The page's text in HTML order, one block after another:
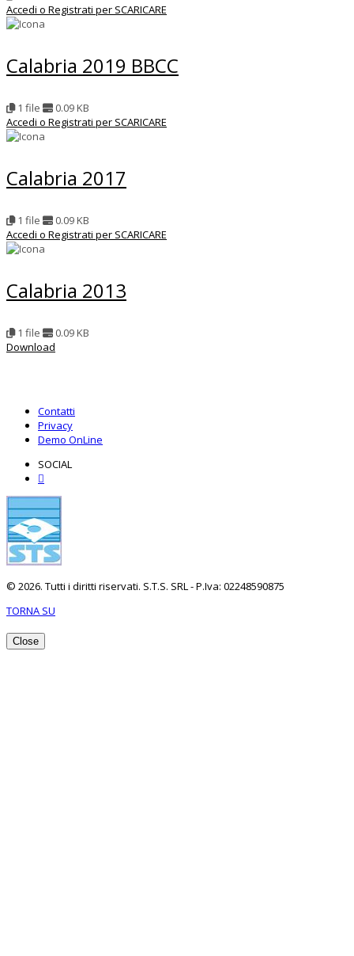
Accedi o Registrati per SCARICARE
Calabria 2019 BBCC
1 file
0.09 KB
Accedi o Registrati per SCARICARE
Calabria 2017
1 file
0.09 KB
Accedi o Registrati per SCARICARE
Calabria 2013
1 file
0.09 KB
Download
Contatti
Privacy
Demo OnLine
SOCIAL
© 2026. Tutti i diritti riservati. S.T.S. SRL - P.Iva: 02248590875
TORNA SU
Close